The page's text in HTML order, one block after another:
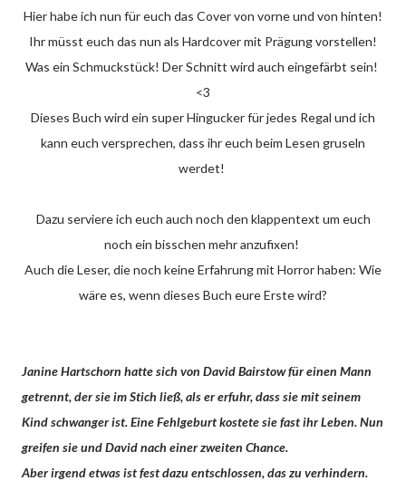
Hier habe ich nun für euch das Cover von vorne und von hinten!
Ihr müsst euch das nun als Hardcover mit Prägung vorstellen!
Was ein Schmuckstück! Der Schnitt wird auch eingefärbt sein!
<3
Dieses Buch wird ein super Hingucker für jedes Regal und ich
kann euch versprechen, dass ihr euch beim Lesen gruseln
werdet!
Dazu serviere ich euch auch noch den klappentext um euch
noch ein bisschen mehr anzufixen!
Auch die Leser, die noch keine Erfahrung mit Horror haben: Wie
wäre es, wenn dieses Buch eure Erste wird?
Janine Hartschorn hatte sich von David Bairstow für einen Mann
getrennt, der sie im Stich ließ, als er erfuhr, dass sie mit seinem
Kind schwanger ist. Eine Fehlgeburt kostete sie fast ihr Leben. Nun
greifen sie und David nach einer zweiten Chance.
Aber irgend etwas ist fest dazu entschlossen, das zu verhindern.